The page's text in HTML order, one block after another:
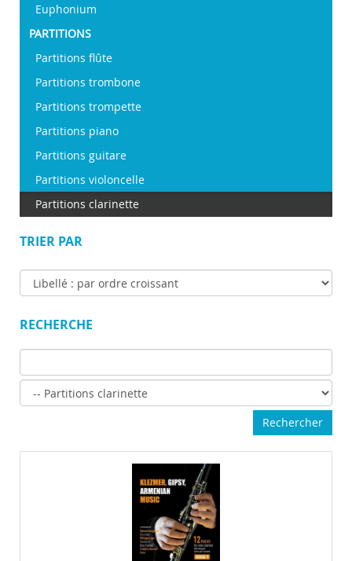
Euphonium
PARTITIONS
Partitions flûte
Partitions trombone
Partitions trompette
Partitions piano
Partitions guitare
Partitions violoncelle
Partitions clarinette
TRIER PAR
RECHERCHE
Marque : Lemoine